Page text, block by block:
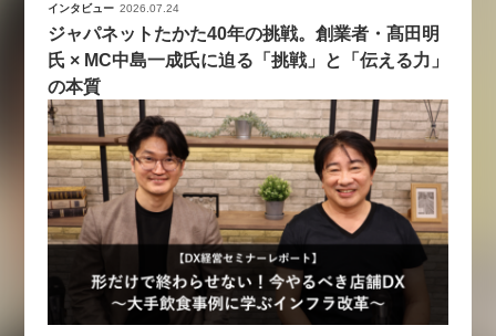
インタビュー 2026.07.24
ジャパネットたかた40年の挑戦。創業者・髙田明
氏 × MC中島一成氏に迫る「挑戦」と「伝える力」
の本質